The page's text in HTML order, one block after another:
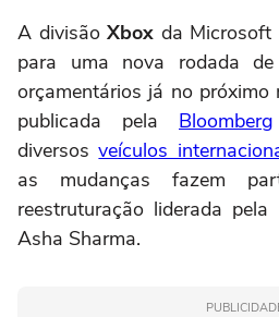
A divisãoXbox da Microsoft
para uma nova rodada
orçamentários já no
publicada pela Bloomberg
diversosveículos
as mudanças fazem
reestruturação liderada
Asha Sharma.